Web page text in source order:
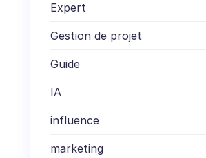
Expert
Gestion de projet
Guide
IA
influence
marketing